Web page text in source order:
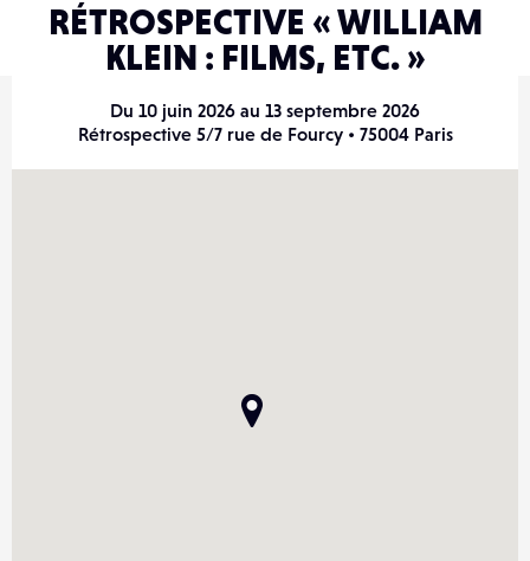
RÉTROSPECTIVE « WILLIAM
KLEIN : FILMS, ETC. »
Du 10 juin 2026 au 13 septembre 2026
Rétrospective 5/7 rue de Fourcy • 75004 Paris